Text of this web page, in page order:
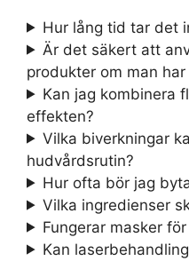
Hur lång tid tar det
Är det säkert att
produkter om man
Kan jag kombinera
effekten?
Vilka biverkningar
hudvårdsrutin?
Hur ofta bör jag
Vilka ingredienser
Fungerar masker
Kan